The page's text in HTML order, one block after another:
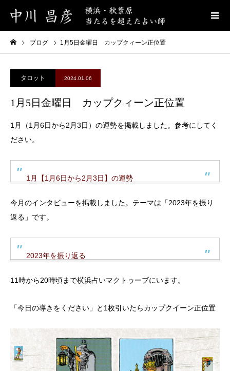
ブログ 1月5日金曜日 カップクィーン正位置
タロット 2024.01.06
1月5日金曜日 カップクィーン正位置
1月（1月6日から2月3日）の運勢を掲載しました。参考にしてく
ださい。
1月【1月6日から2月3日】の運勢
今月のインタビューを掲載しました。テーマは「2023年を振り
返る」です。
2023年を振り返る
11時から20時頃まで横浜占いマクトゥーブにいます。
「今日の導きをください」と1枚引いたらカップクイーン正位置